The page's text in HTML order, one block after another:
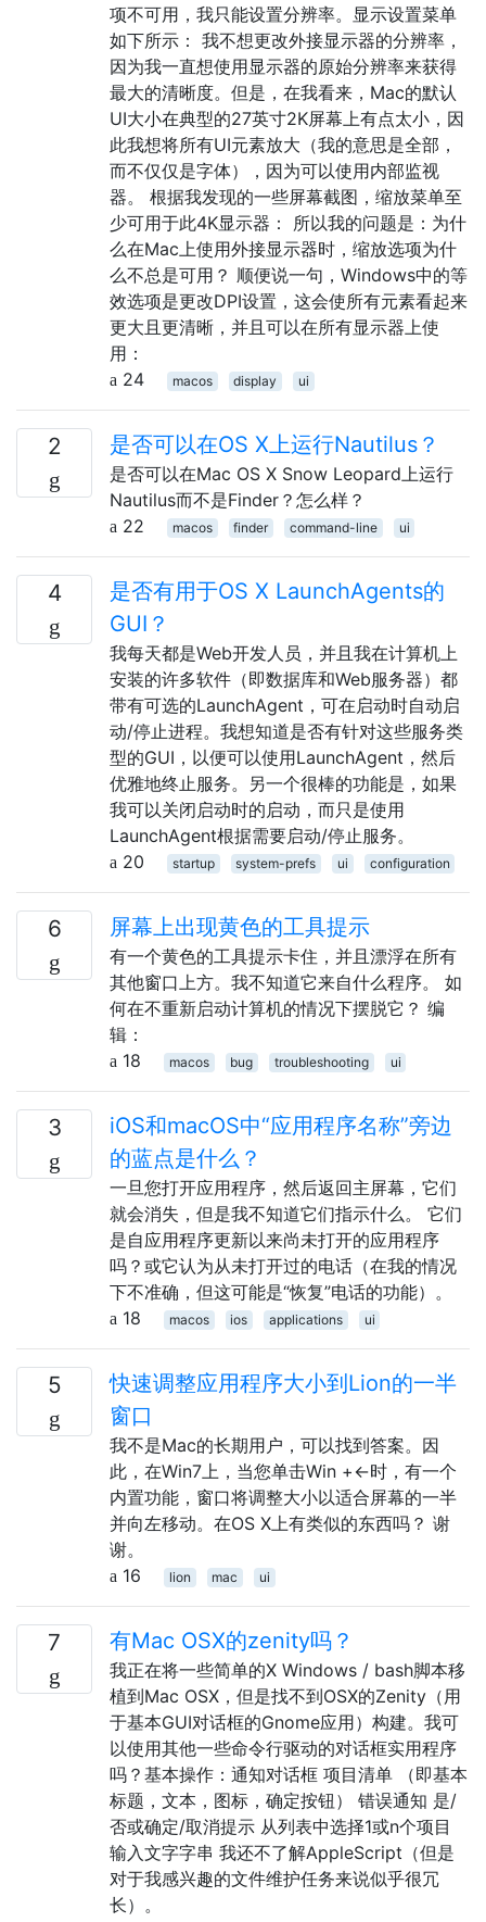
项不可用，我只能设置分辨率。显示设置菜单
如下所示： 我不想更改外接显示器的分辨率，
因为我一直想使用显示器的原始分辨率来获得
最大的清晰度。但是，在我看来，Mac的默认
UI大小在典型的27英寸2K屏幕上有点太小，因
此我想将所有UI元素放大（我的意思是全部，
而不仅仅是字体），因为可以使用内部监视
器。 根据我发现的一些屏幕截图，缩放菜单至
少可用于此4K显示器： 所以我的问题是：为什
么在Mac上使用外接显示器时，缩放选项为什
么不总是可用？ 顺便说一句，Windows中的等
效选项是更改DPI设置，这会使所有元素看起来
更大且更清晰，并且可以在所有显示器上使
用：
24
macos display ui
2 是否可以在OS X上运行Nautilus？
是否可以在Mac OS X Snow Leopard上运行
Nautilus而不是Finder？怎么样？
22
macos finder command-line ui
4
是否有用于OS X LaunchAgents的
GUI？
我每天都是Web开发人员，并且我在计算机上
安装的许多软件（即数据库和Web服务器）都
带有可选的LaunchAgent，可在启动时自动启
动/停止进程。我想知道是否有针对这些服务类
型的GUI，以便可以使用LaunchAgent，然后
优雅地终止服务。另一个很棒的功能是，如果
我可以关闭启动时的启动，而只是使用
LaunchAgent根据需要启动/停止服务。
20
startup system-prefs ui configuration
6 屏幕上出现黄色的工具提示
有一个黄色的工具提示卡住，并且漂浮在所有
其他窗口上方。我不知道它来自什么程序。 如
何在不重新启动计算机的情况下摆脱它？ 编
辑：
18
macos bug troubleshooting ui
3
iOS和macOS中“应用程序名称”旁边
的蓝点是什么？
一旦您打开应用程序，然后返回主屏幕，它们
就会消失，但是我不知道它们指示什么。 它们
是自应用程序更新以来尚未打开的应用程序
吗？或它认为从未打开过的电话（在我的情况
下不准确，但这可能是“恢复”电话的功能）。
18
macos ios applications ui
5
快速调整应用程序大小到Lion的一半
窗口
我不是Mac的长期用户，可以找到答案。因
此，在Win7上，当您单击Win +←时，有一个
内置功能，窗口将调整大小以适合屏幕的一半
并向左移动。在OS X上有类似的东西吗？ 谢
谢。
16
lion mac ui
7 有Mac OSX的zenity吗？
我正在将一些简单的X Windows / bash脚本移
植到Mac OSX，但是找不到OSX的Zenity（用
于基本GUI对话框的Gnome应用）构建。我可
以使用其他一些命令行驱动的对话框实用程序
吗？基本操作：通知对话框 项目清单 （即基本
标题，文本，图标，确定按钮） 错误通知 是/
否或确定/取消提示 从列表中选择1或n个项目
输入文字字串 我还不了解AppleScript（但是
对于我感兴趣的文件维护任务来说似乎很冗
长）。